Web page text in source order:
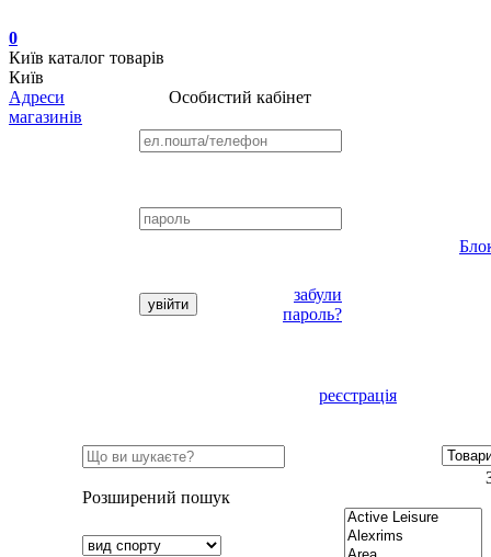
0
Київ каталог товарів
Київ
Адреси
магазинів
Особистий кабінет
забули
пароль?
реєстрація
Розширений пошук